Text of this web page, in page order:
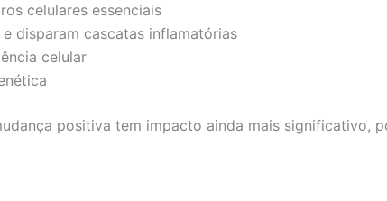
celulares essenciais
disparam cascatas inflamatórias
celular
positiva tem impacto ainda mais significativo,